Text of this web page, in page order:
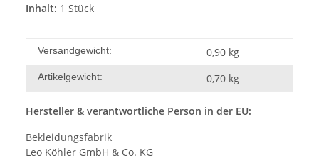
Inhalt: 1 Stück
Versandgewicht: 0,90 kg
Artikelgewicht: 0,70 kg
Hersteller & verantwortliche Person in der EU:
Bekleidungsfabrik
Leo Köhler GmbH & Co. KG